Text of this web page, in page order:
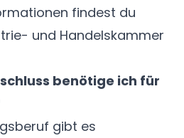
findest du
und Handelskammer
benötige ich für
gibt es